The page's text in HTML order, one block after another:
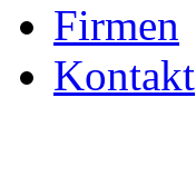
Firmen
Kontakt